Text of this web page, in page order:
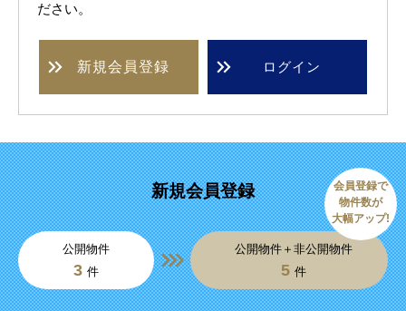
ださい。
新規会員登録 ログイン
新規会員登録
公開物件
3 件
公開物件＋非公開物件
5 件
会員登録で
物件数が
大幅アップ!